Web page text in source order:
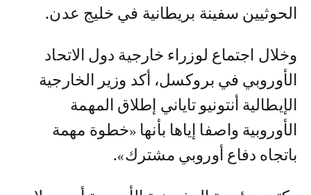
الحوثيين سفينة بريطانية في خليج عدن.
وخلال اجتماع لوزراء خارجية دول الاتحاد
الأوروبي في بروكسل، أكد وزير الخارجية
الإيطالية أنتونيو تاياني إطلاق المهمة
الأوروبية واصفا إياها بأنها «خطوة مهمة
باتجاه دفاع أوروبي مشترك».